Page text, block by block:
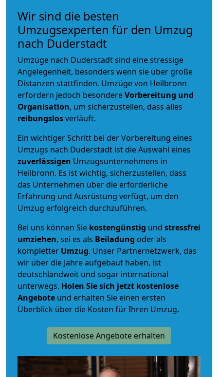
Wir sind die besten
Umzugsexperten für den Umzug
nach Duderstadt
Umzüge nach Duderstadt sind eine stressige
Angelegenheit, besonders wenn sie über große
Distanzen stattfinden. Umzüge von Heilbronn
erfordern jedoch besondereVorbereitung und
Organisation, um sicherzustellen, dass alles
reibungslosverläuft.
Ein wichtiger Schritt bei der Vorbereitung eines
Umzugs nach Duderstadt ist die Auswahl eines
zuverlässigen Umzugsunternehmens in
Heilbronn. Es ist wichtig, sicherzustellen, dass
das Unternehmen über die erforderliche
Erfahrung und Ausrüstung verfügt, um den
Umzug erfolgreich durchzuführen.
Bei uns können Sie kostengünstig und stressfrei
umziehen, sei es als Beiladung oder als
kompletter Umzug. Unser Partnernetzwerk, das
wir über die Jahre aufgebaut haben, ist
deutschlandweit und sogar international
unterwegs. Holen Sie sich jetzt kostenlose
Angebote und erhalten Sie einen ersten
Überblick über die Kosten für Ihren Umzug.
Kostenlose Angebote erhalten